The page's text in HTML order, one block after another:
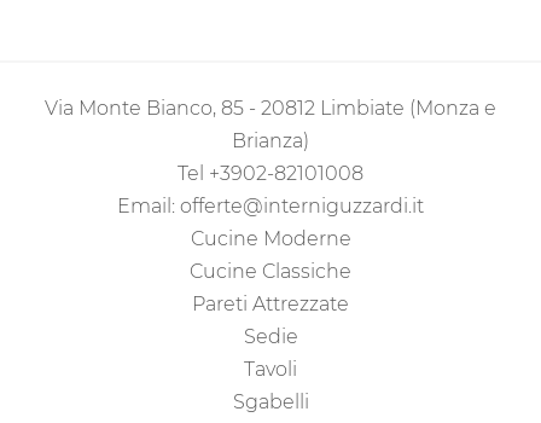
Via Monte Bianco, 85 - 20812 Limbiate (Monza e
Brianza)
Tel +3902-82101008
Email: offerte@interniguzzardi.it
Cucine Moderne
Cucine Classiche
Pareti Attrezzate
Sedie
Tavoli
Sgabelli